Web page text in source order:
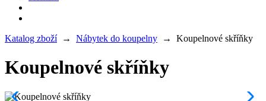
Katalog zboží→ Nábytek do koupelny → Koupelnové skříňky
Koupelnové skříňky